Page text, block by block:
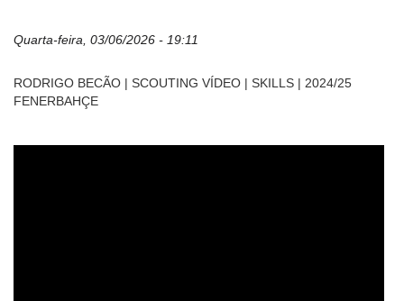
Quarta-feira, 03/06/2026 - 19:11
RODRIGO BECÃO | SCOUTING VÍDEO | SKILLS | 2024/25
FENERBAHÇE